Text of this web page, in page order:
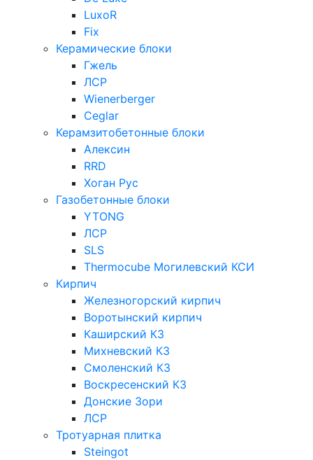
LuxoR
Fix
Керамические блоки
Гжель
ЛСР
Wienerberger
Ceglar
Керамзитобетонные блоки
Алексин
RRD
Хоган Рус
Газобетонные блоки
YTONG
ЛСР
SLS
Thermocube Могилевский КСИ
Кирпич
Железногорский кирпич
Воротынский кирпич
Каширский КЗ
Михневский КЗ
Смоленский КЗ
Воскресенский КЗ
Донские Зори
ЛСР
Тротуарная плитка
Steingot